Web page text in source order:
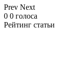
Prev Next
0 0 голоса
Рейтинг статьи